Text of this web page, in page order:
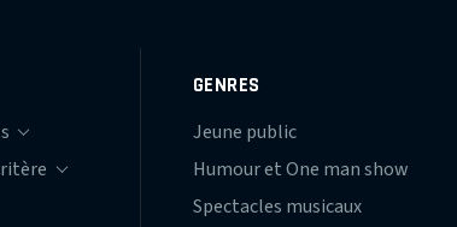
GENRES
Jeune public
Humour et One man show
Spectacles musicaux